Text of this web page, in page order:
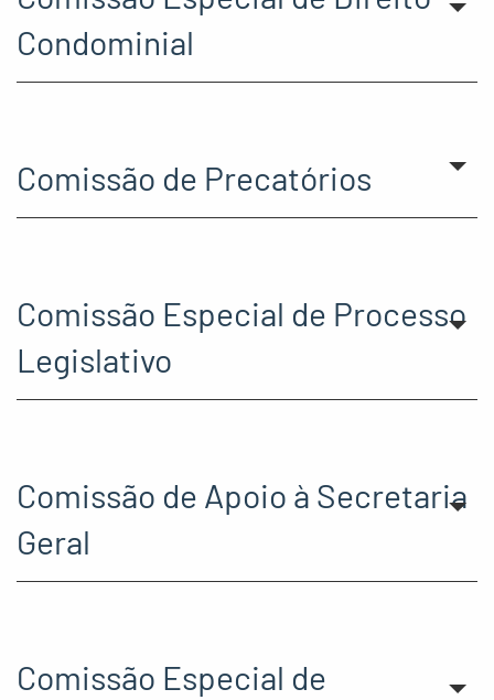
Condominial
Comissão de Precatórios
Comissão Especial de Processo
Legislativo
Comissão de Apoio à Secretaria
Geral
Comissão Especial de